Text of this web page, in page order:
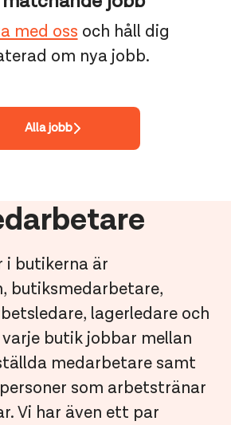
med oss och håll dig
om nya jobb.
Alla jobb
i butikerna är
butiksmedarbetare,
lagerledare och
butik jobbar mellan
medarbetare samt
som arbetstränar
Vi har även ett par